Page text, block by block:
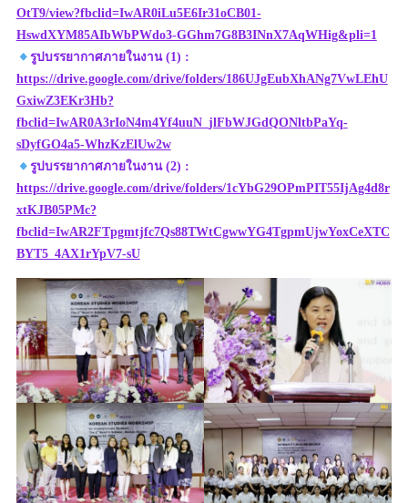
OtT9/view?fbclid=IwAR0iLu5E6Ir31oCB01-
HswdXYM85AIbWbPWdo3-GGhm7G8B3INnX7AqWHig&pli=1
รูปบรรยากาศภายในงาน (1) :
https://drive.google.com/drive/folders/186UJgEubXhANg7VwLEhU
GxiwZ3EKr3Hb?
fbclid=IwAR0A3rIoN4m4Yf4uuN_jlFbWJGdQONltbPaYq-
sDyfGO4a5-WhzKzElUw2w
รูปบรรยากาศภายในงาน (2) :
https://drive.google.com/drive/folders/1cYbG29OPmPIT55IjAg4d8r
xtKJB05PMc?
fbclid=IwAR2FTpgmtjfc7Qs88TWtCgwwYG4TgpmUjwYoxCeXTC
BYT5_4AX1rYpV7-sU